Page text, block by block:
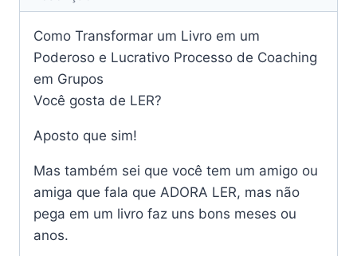
Como Transformar um Livro em um
Poderoso e Lucrativo Processo de Coaching
em Grupos
Você gosta de LER?
Aposto que sim!
Mas também sei que você tem um amigo ou
amiga que fala que ADORA LER, mas não
pega em um livro faz uns bons meses ou
anos.